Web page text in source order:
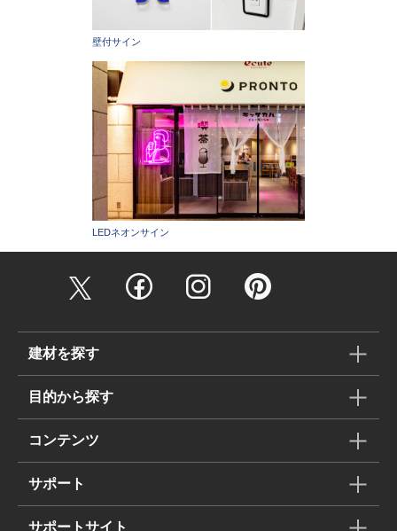
壁付サイン
LEDネオンサイン
建材を探す
目的から探す
コンテンツ
サポート
サポートサイト